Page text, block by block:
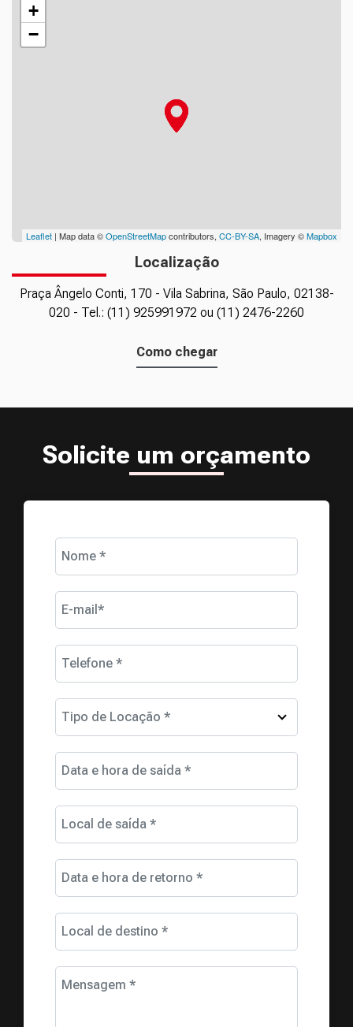
+
−
Leaflet | Map data ©OpenStreetMapcontributors, CC-BY-SA, Imagery ©Mapbox
Localização
Praça Ângelo Conti, 170 - Vila Sabrina, São Paulo, 02138-
020 - Tel.: (11) 925991972 ou (11) 2476-2260
Como chegar
Solicite um orçamento
Nome *
E-mail*
Telefone *
Tipo de Locação *
Data e hora de saída *
Local de saída *
Data e hora de retorno *
Local de destino *
Mensagem *